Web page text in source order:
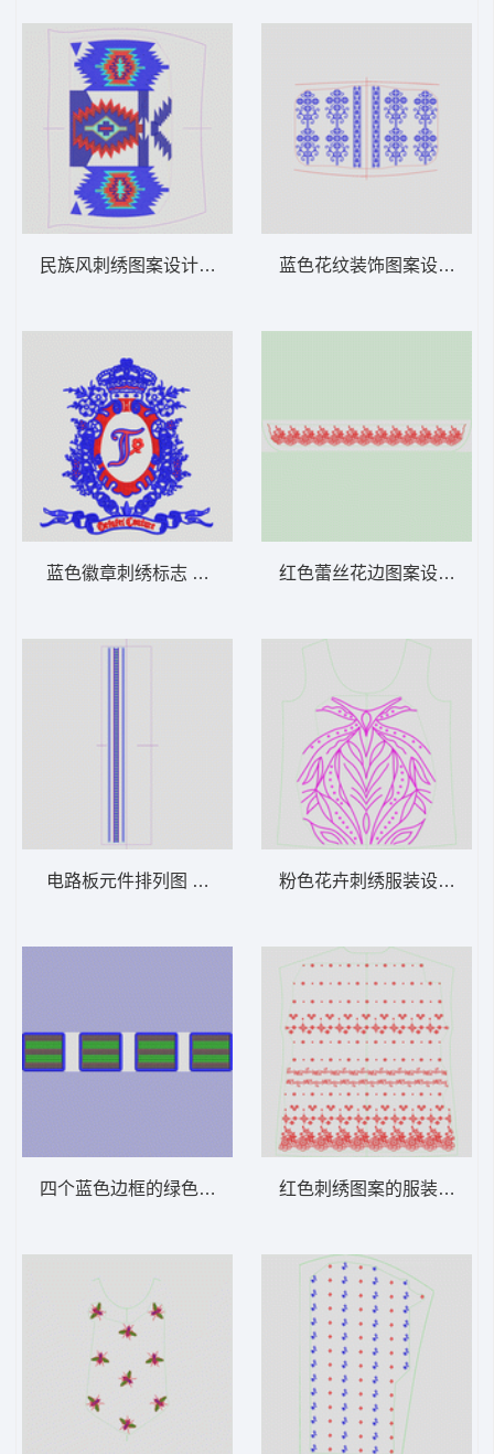
民族风刺绣图案设计图 几何抽象
蓝色徽章刺绣标志 徽章
电路板元件排列图 亮片 珠片条锁链
四个蓝色边框的绿色网格图案 亮片 珠片方形
蓝色花纹装饰图案设计图
红色蕾丝花边图案设计图
粉色花卉刺绣服装设计图
红色刺绣图案的服装裁剪